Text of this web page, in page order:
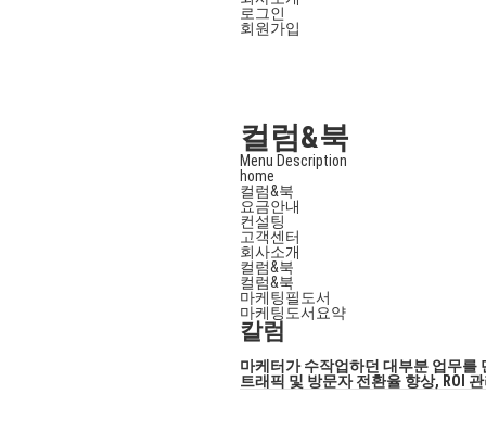
로그인
회원가입
컬럼&북
Menu Description
home
컬럼&북
요금안내
컨설팅
고객센터
회사소개
컬럼&북
컬럼&북
마케팅필도서
마케팅도서요약
칼럼
마케터가 수작업하던 대부분 업무를
트래픽 및 방문자 전환율 향상, ROI